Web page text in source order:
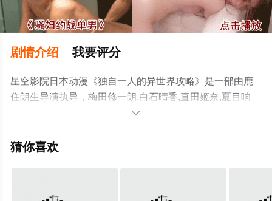
剧情介绍 我要评分
星空影院日本动漫《独自一人的异世界攻略》是一部由鹿
住朗生导演执导，梅田修一朗,白石晴香,直田姬奈,夏目响
平,峰田大梦,山口智广,阿部里果,高尾奏音,高桥麻里,菅野真
日香,市川太一,冈野友佑,德留慎乃佑,滨健人,石谷春贵,岩村

猜你喜欢